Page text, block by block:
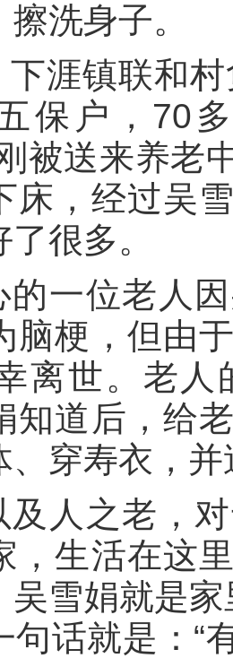
洗身子。
下涯镇联和
保户，70
被送来养老
床，经过吴
很多。
的一位老人
脑梗，但由
离世。老人
知道后，给
、穿寿衣，
及人之老，
，生活在这
吴雪娟就是
句话就是：“